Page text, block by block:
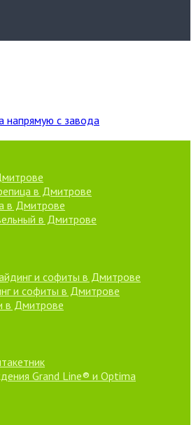
напрямую с завода
в Дмитрове
в Дмитрове
в Дмитрове
и софиты в Дмитрове
и софиты в Дмитрове
в Дмитрове
Grand Line® и Optima